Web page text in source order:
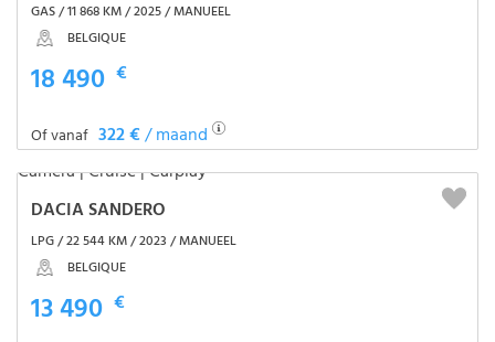
GAS / 11 868 KM / 2025 / MANUEEL
BELGIQUE
18 490 €
Of vanaf 322 €/ maand
DACIA SANDERO
LPG / 22 544 KM / 2023 / MANUEEL
BELGIQUE
13 490 €